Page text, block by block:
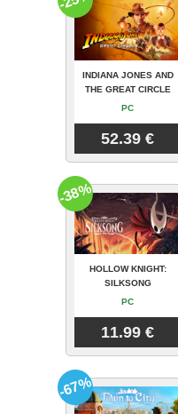
INDIANA JONES AND
THE GREAT CIRCLE
PC
52.39 €
HOLLOW KNIGHT:
SILKSONG
PC
11.99 €
-38%
-67%